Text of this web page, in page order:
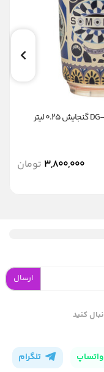
3,800,000 تومان
ارسال
کنید
واتساپ تلگرام